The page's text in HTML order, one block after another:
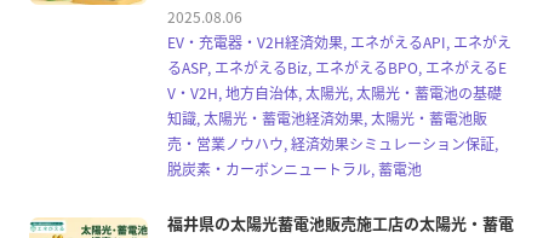
2025.08.06
EV・充電器・V2H経済効果, エネがえるAPI, エネがえ
るASP, エネがえるBiz, エネがえるBPO, エネがえるE
V・V2H, 地方自治体, 太陽光, 太陽光・蓄電池の基礎
知識, 太陽光・蓄電池経済効果, 太陽光・蓄電池販
売・営業ノウハウ, 経済効果シミュレーション保証,
脱炭素・カーボンニュートラル, 蓄電池
福井県の太陽光蓄電池販売施工店の太陽光・蓄電